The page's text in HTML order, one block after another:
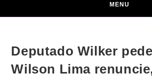
MENU
Deputado Wilker
Wilson Lima